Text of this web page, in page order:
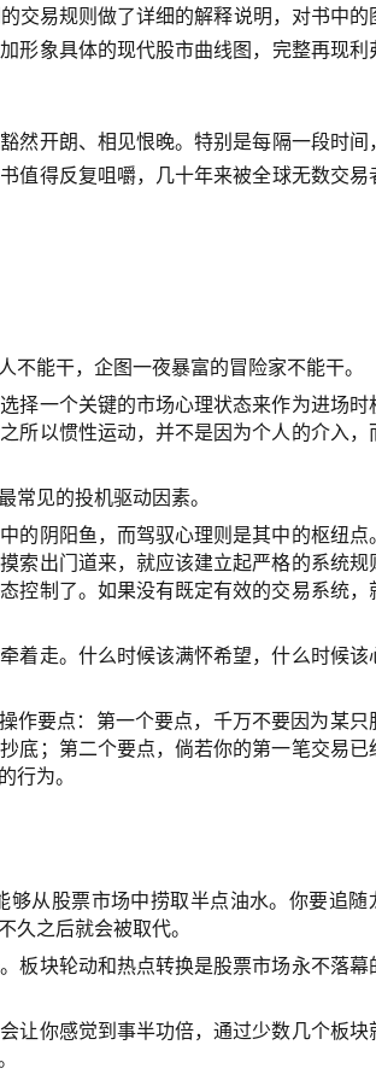
交易规则做了详细的解释说明，对书中的
形象具体的现代股市曲线图，完整再现利
然开朗、相见恨晚。特别是每隔一段时间
值得反复咀嚼，几十年来被全球无数交易
能干，企图一夜暴富的冒险家不能干。
一个关键的市场心理状态来作为进场时
所以惯性运动，并不是因为个人的介入，
见的投机驱动因素。
的阴阳鱼，而驾驭心理则是其中的枢纽点
出门道来，就应该建立起严格的系统规
控制了。如果没有既定有效的交易系统，
着走。什么时候该满怀希望，什么时候该
作要点：第一个要点，千万不要因为某只
底；第二个要点，倘若你的第一笔交易已
行为。
从股票市场中捞取半点油水。你要追随
久之后就会被取代。
板块轮动和热点转换是股票市场永不落幕
让你感觉到事半功倍，通过少数几个板块